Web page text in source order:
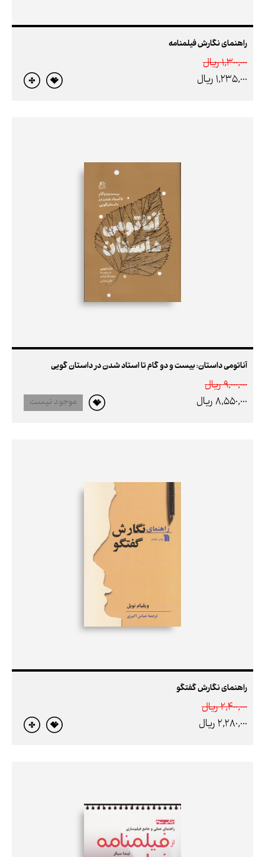
راهنمای نگارش فیلمنامه
1,300,000 ريال
1,235,000 ريال
آناتومی داستان: بیست و دو گام تا استاد شدن در داستان گویی
9,000,000 ريال
8,550,000 ريال
موجود نیست
راهنمای نگارش گفتگو
2,400,000 ريال
2,280,000 ريال